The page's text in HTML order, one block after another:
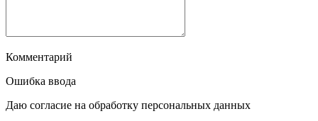
Комментарий
Ошибка ввода
Даю согласие на обработку персональных данных